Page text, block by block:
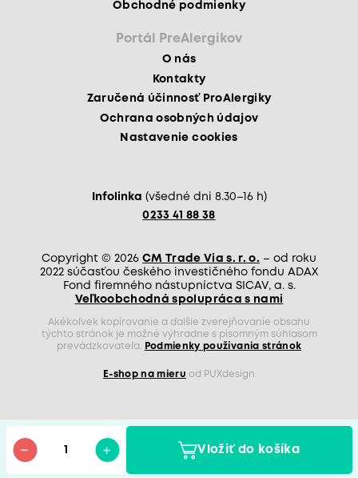
Vložiť do košíka
Obchodné podmienky
Portál PreAlergikov
O nás
Kontakty
Zaručená účinnosť ProAlergiky
Ochrana osobných údajov
Nastavenie cookies
Infolinka (všedné dni 8.30–16 h)
0233 41 88 38
Copyright © 2026 CM Trade Via s. r. o. – od roku
2022 súčasťou českého investičného fondu ADAX
Fond firemného nástupníctva SICAV, a. s.
Veľkoobchodná spolupráca s nami
Akékoľvek kopírovanie a ďalšie zverejňovanie obsahu
týchto stránok je možné výhradne s písomným súhlasom
prevádzkovateľa.
Podmienky používania stránok
E-shop na mieru od PUXdesign